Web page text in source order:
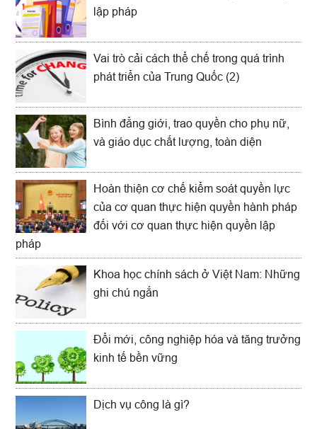
lập pháp
Vai trò cải cách thể chế trong quá trình
phát triển của Trung Quốc (2)
Bình đẳng giới, trao quyền cho phụ nữ,
và giáo dục chất lượng, toàn diện
Hoàn thiện cơ chế kiểm soát quyền lực
của cơ quan thực hiện quyền hành pháp
đối với cơ quan thực hiện quyền lập
pháp
Khoa học chính sách ở Việt Nam: Những
ghi chú ngắn
Đổi mới, công nghiệp hóa và tăng trưởng
kinh tế bền vững
Dịch vụ công là gì?